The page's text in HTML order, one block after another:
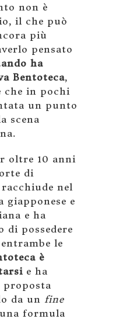
non è
il che può
più
pensato
ha
Bentoteca,
che in pochi
un punto
scena
oltre 10 anni
di
nel
giapponese e
e ha
di possedere
le
è
e ha
proposta
da un fine
formula